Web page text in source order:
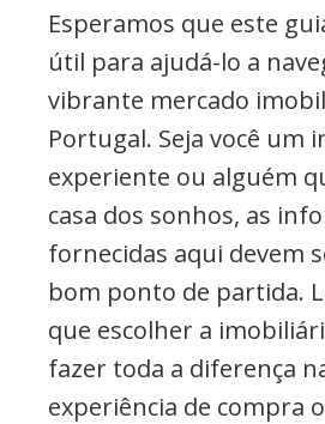
Esperamos que este
útil para ajudá-lo a
vibrante mercado
Portugal. Seja você um
experiente ou alguém
casa dos sonhos, as
fornecidas aqui devem
bom ponto de partida.
que escolher a
fazer toda a diferença
experiência de compra